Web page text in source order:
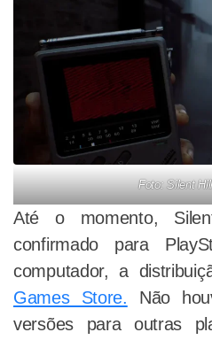
Foto: Silent
Até o momento,
confirmado para
computador, a
Games Store. Não
versões para outras